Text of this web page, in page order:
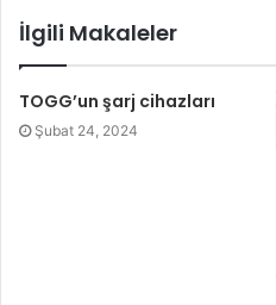
İlgili Makaleler
TOGG’un şarj cihazları
Şubat 24, 2024